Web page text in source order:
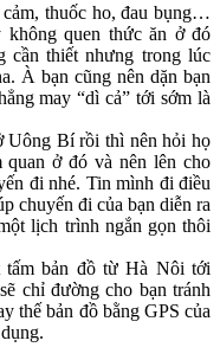
thuốc ho, đau bụng…
quen thức ăn ở đó
cần thiết nhưng trong lúc
À bạn cũng nên dặn bạn
may “dì cả” tới sớm là
Uông Bí rồi thì nên hỏi họ
quan ở đó và nên lên cho
đi nhé. Tin mình đi điều
chuyến đi của bạn diễn ra
lịch trình ngắn gọn thôi
tấm bản đồ từ Hà Nôi tới
chỉ đường cho bạn tránh
thế bản đồ bằng GPS của